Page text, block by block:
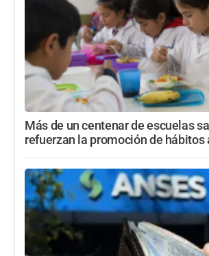
Más de un centenar de escuelas
refuerzan la promoción de